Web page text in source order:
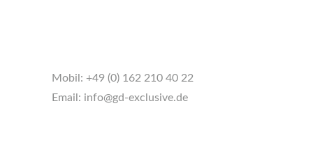
Mobil: +49 (0) 162 210 40 22
Email: info@gd-exclusive.de